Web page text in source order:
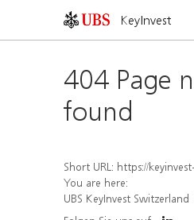
KeyInvest
404 Page
found
Short URL: https://keyinvest-ch.ubs.com/
You are here:
UBS KeyInvest Switzerland